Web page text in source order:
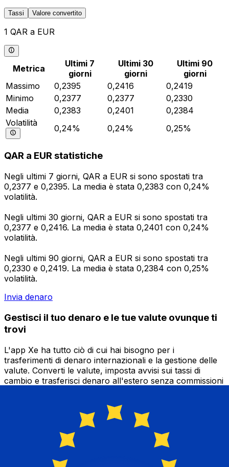
Tassi Valore convertito
1 QAR a EUR
Metrica
Ultimi 7
giorni
Ultimi 30
giorni
Ultimi 90
giorni
Massimo
0,2395 0,2416
0,2419
Minimo
0,2377 0,2377
0,2330
Media
0,2383 0,2401
0,2384
Volatilità
0,24% 0,24% 0,25%
QAR a EUR statistiche
Negli ultimi 7 giorni, QAR a EUR si sono spostati tra
0,2377 e 0,2395. La media è stata 0,2383 con 0,24%
volatilità.
Negli ultimi 30 giorni, QAR a EUR si sono spostati tra
0,2377 e 0,2416. La media è stata 0,2401 con 0,24%
volatilità.
Negli ultimi 90 giorni, QAR a EUR si sono spostati tra
0,2330 e 0,2419. La media è stata 0,2384 con 0,25%
volatilità.
Invia denaro
Gestisci il tuo denaro e le tue valute ovunque ti
trovi
L'app Xe ha tutto ciò di cui hai bisogno per i
trasferimenti di denaro internazionali e la gestione delle
valute. Converti le valute, imposta avvisi sui tassi di
cambio e trasferisci denaro all'estero senza commissioni